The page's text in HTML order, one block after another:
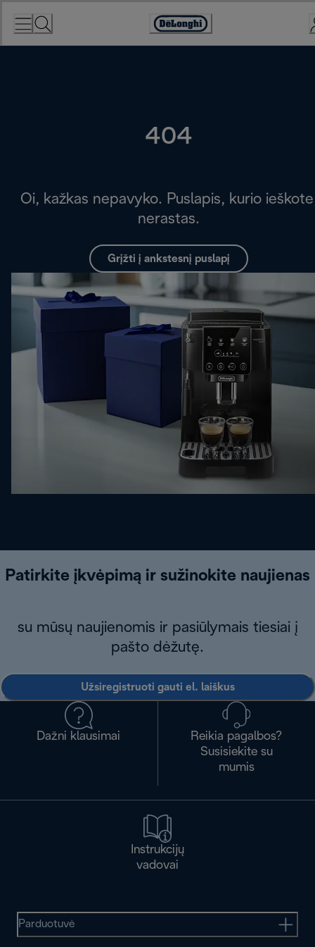
Accessibility
Statement
404
Oi, kažkas nepavyko. Puslapis, kurio
nerastas.
Grįžti į ankstesnį puslapį
Patirkite įkvėpimą ir sužinokite naujienas
su mūsų naujienomis ir pasiūlymais tiesiai į
pašto dėžutę.
Užsiregistruoti gauti el. laiškus
Dažni klausimai
Reikia pagalbos?
Susisiekite su
mumis
Instrukcijų
vadovai
Parduotuvė